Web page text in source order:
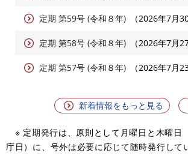
定期 第59号 (令和８年) 2026年7月
定期 第58号 (令和８年) 2026年7月
定期 第57号 (令和８年) 2026年7月
新着情報をもっと見る
※ 定期発行は、原則として月曜日と木曜日
庁日）に、号外は必要に応じて随時発行して